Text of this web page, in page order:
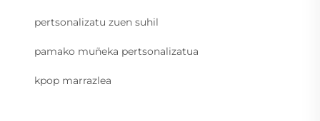
pertsonalizatu zuen suhil
pamako muñeka pertsonalizatua
kpop marrazlea